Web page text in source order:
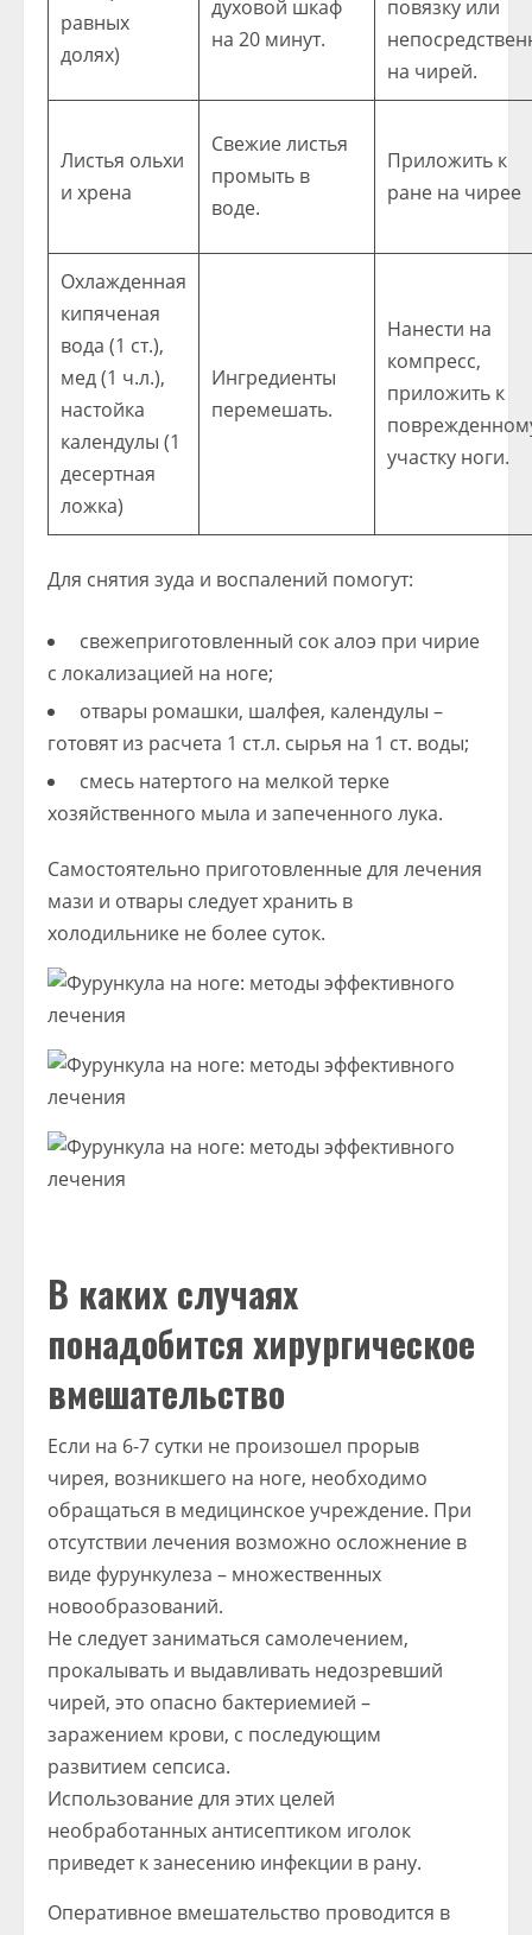
равных
долях)
духовой шкаф
на 20 минут.
повязку или
на чирей.
Листья ольхи
и хрена
Свежие листья
промыть в
воде.
Приложить к
ране на чирее
Охлажденная
кипяченая
вода (1 ст.),
мед (1 ч.л.),
настойка
календулы (1
десертная
ложка)
Ингредиенты
перемешать.
Нанести на
компресс,
приложить к
участку ноги.
Для снятия зуда и воспалений помогут:
свежеприготовленный сок алоэ при чирие
с локализацией на ноге;
отвары ромашки, шалфея, календулы –
готовят из расчета 1 ст.л. сырья на 1 ст. воды;
смесь натертого на мелкой терке
хозяйственного мыла и запеченного лука.
Самостоятельно приготовленные для лечения
мази и отвары следует хранить в
холодильнике не более суток.
В каких случаях
понадобится хирургическое
вмешательство
Если на 6-7 сутки не произошел прорыв
чирея, возникшего на ноге, необходимо
обращаться в медицинское учреждение. При
отсутствии лечения возможно осложнение в
виде фурункулеза – множественных
новообразований.
Не следует заниматься самолечением,
прокалывать и выдавливать недозревший
чирей, это опасно бактериемией –
заражением крови, с последующим
развитием сепсиса.
Использование для этих целей
необработанных антисептиком иголок
приведет к занесению инфекции в рану.
Оперативное вмешательство проводится в